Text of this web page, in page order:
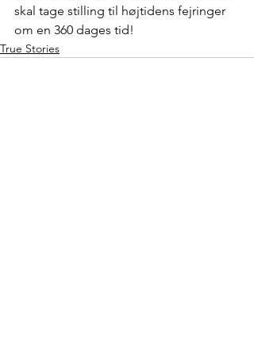
skal tage stilling til højtidens fejringer
om en 360 dages tid!
True Stories